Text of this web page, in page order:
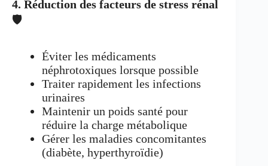
4. Réduction des facteurs de stress rénal
🛡️
Éviter les médicaments
néphrotoxiques lorsque possible
Traiter rapidement les infections
urinaires
Maintenir un poids santé pour
réduire la charge métabolique
Gérer les maladies concomitantes
(diabète, hyperthyroïdie)